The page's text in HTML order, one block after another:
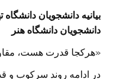
بیانیه دانشجویان
دانشجویان دانشگاه هنر
«هرکجا قدرت هست،
در ادامه روند سرکوب و